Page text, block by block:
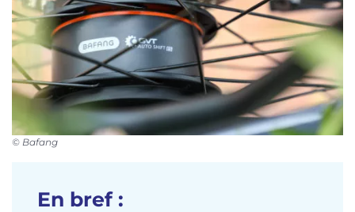
© Bafang
En bref :